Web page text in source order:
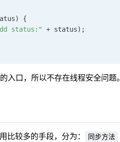
)
{
status:" + status);
入口，所以不存在线程安全问题。
比较多的手段，分为： 同步方法